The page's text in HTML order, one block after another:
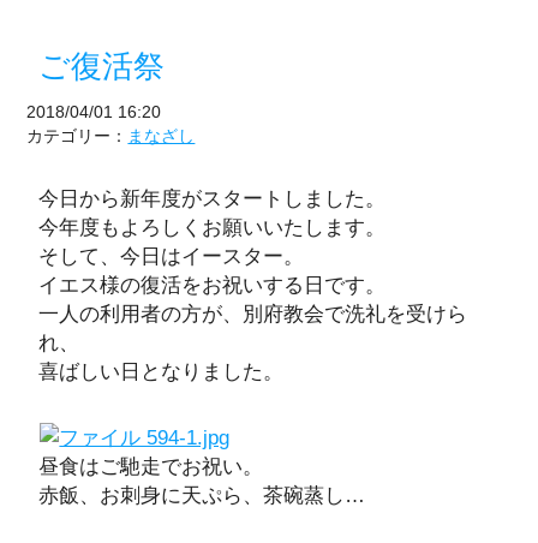
ご復活祭
2018/04/01 16:20
カテゴリー： まなざし
今日から新年度がスタートしました。
今年度もよろしくお願いいたします。
そして、今日はイースター。
イエス様の復活をお祝いする日です。
一人の利用者の方が、別府教会で洗礼を受けら
れ、
喜ばしい日となりました。
昼食はご馳走でお祝い。
赤飯、お刺身に天ぷら、茶碗蒸し…